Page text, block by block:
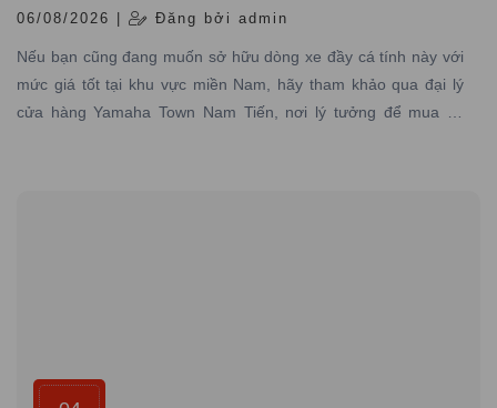
06/08/2026 | Đăng bởi admin
Nếu bạn cũng đang muốn sở hữu dòng xe đầy cá tính này với
mức giá tốt tại khu vực miền Nam, hãy tham khảo qua đại lý
cửa hàng Yamaha Town Nam Tiến, nơi lý tưởng để mua xe